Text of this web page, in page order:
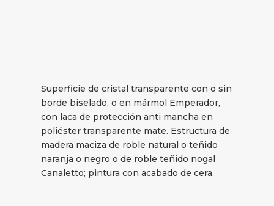
Superficie de cristal transparente con o sin
borde biselado, o en mármol Emperador,
con laca de protección anti mancha en
poliéster transparente mate. Estructura de
madera maciza de roble natural o teñido
naranja o negro o de roble teñido nogal
Canaletto; pintura con acabado de cera.